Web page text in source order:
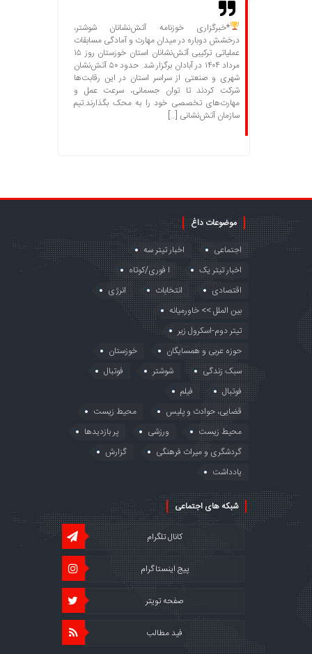
*خبرگزاری خوزنامه آتش‌نشانان شوشتر،
درخشش دوباره در میدان مهارت و آمادگی مسابقات
عملیاتی ترکیبی آتش‌نشانان استان خوزستان روز ۱۵
مرداد ۱۴۰۴ در آبادان برگزار شد. حدود ۵۰ آتش‌نشان
شهری و صنعتی از سراسر استان در این رقابت‌ها
شرکت کردند تا توان جسمانی، سرعت عمل و
مهارت‌های تخصصی خود را به محک بگذارند.تیم
سازمان آتش‌نشانی […]
موضوعات داغ
اجتماعی
اخبار تیتر سه
اخبار تیتر یک
ا فوری/کوتاه
اقتصادی
انتخابات
انرژی
بین الملل >> خاورمیانه
تیتر دوم-اسکرول زیر
حوزه عربی و همسایگان
خوزستان
سبک زندگی
شوشتر
فوتبال
فوتبال
فیلم
قضایی، حوادث و پلیس
محیط زیست
محیط زیست
ورزشی
پر بازدیدها
گردشگری و میراث فرهنگی
گزارش
یادداشت
شبکه های اجتماعی
کانال تلگرام
پیج اینستاگرام
صفحه تویتر
فید مطالب